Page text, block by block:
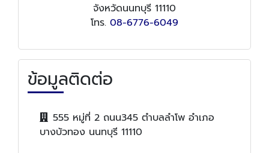
จังหวัดนนทบุรี 11110
โทร. 08-6776-6049
ข้อมูลติดต่อ
555 หมู่ที่ 2 ถนน345 ตำบลลำโพ อำเภอ
บางบัวทอง นนทบุรี 11110